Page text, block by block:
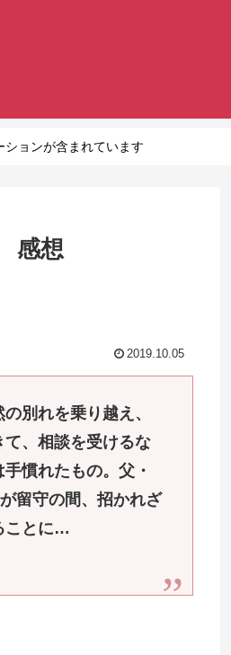
ョンが含まれています
感想
2019.10.05
別れを乗り越え、
、相談を受けるな
慣れたもの。父・
留守の間、招かれざ
ことに…